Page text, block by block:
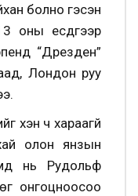
болно гэсэн
оны есдүгээр
“Дрезден”
Лондон руу
хэн ч хараагүй
олон янзын
нь Рудольф
онгоцноосоо